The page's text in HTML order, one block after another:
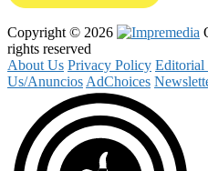
Copyright © 2026
rights reserved
About Us Privacy Policy Editorial
Us/Anuncios AdChoices